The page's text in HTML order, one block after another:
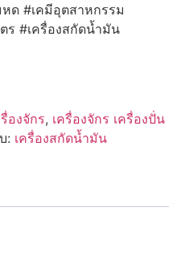
ด #เคมีอุตสาหกรรม
ร #เครื่องสกัดน้ำมัน
องจักร, เครื่องจักร เครื่องปั่น
: เครื่องสกัดน้ำมัน